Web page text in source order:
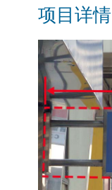
项目详情